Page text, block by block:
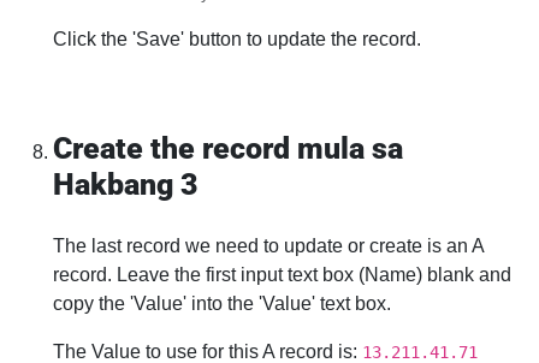
Click the 'Save' button to update the record.
Create the record mula sa
Hakbang 3
The last record we need to update or create is an A
record. Leave the first input text box (Name) blank and
copy the 'Value' into the 'Value' text box.
The Value to use for this A record is: 13.211.41.71